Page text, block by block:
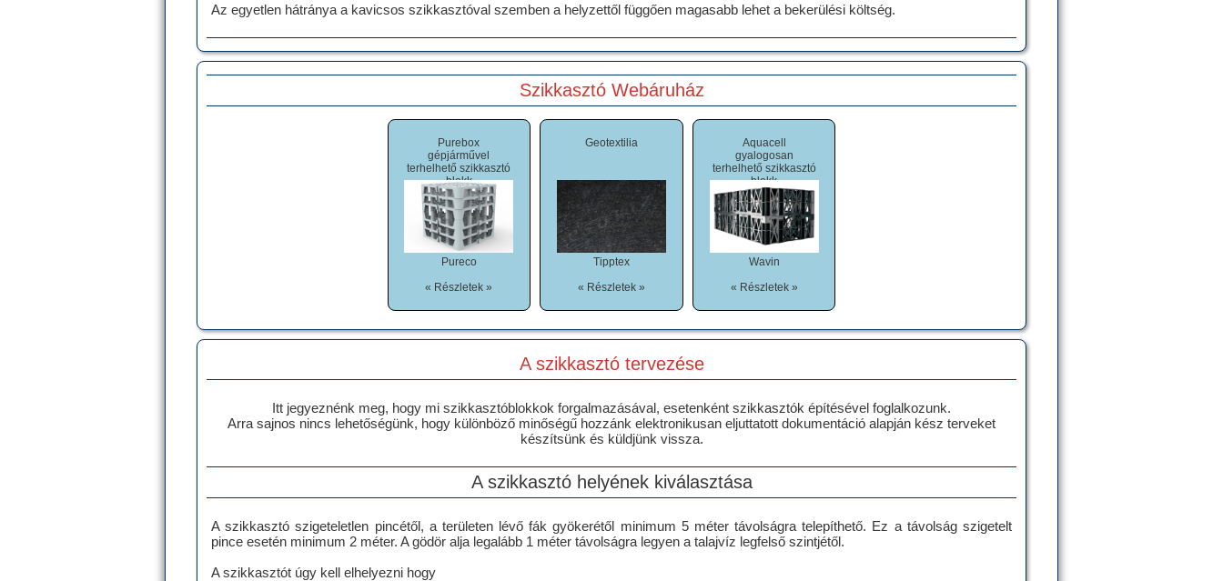
Az egyetlen hátránya a kavicsos szikkasztóval szemben a helyzettől függően magasabb lehet a bekerülési költség.
Szikkasztó Webáruház
Purebox
gépjárművel
terhelhető szikkasztó
blokk
Pureco
« Részletek »
Geotextilia
Tipptex
« Részletek »
Aquacell
gyalogosan
terhelhető szikkasztó
blokk
Wavin
« Részletek »
A szikkasztó tervezése
Itt jegyeznénk meg, hogy mi szikkasztóblokkok forgalmazásával, esetenként szikkasztók építésével foglalkozunk.
Arra sajnos nincs lehetőségünk, hogy különböző minőségű hozzánk elektronikusan eljuttatott dokumentáció alapján kész terveket
készítsünk és küldjünk vissza.
A szikkasztó helyének kiválasztása
A szikkasztó szigeteletlen pincétől, a területen lévő fák gyökerétől minimum 5 méter távolságra telepíthető. Ez a távolság szigetelt
pince esetén minimum 2 méter. A gödör alja legalább 1 méter távolságra legyen a talajvíz legfelső szintjétől.
A szikkasztót úgy kell elhelyezni hogy